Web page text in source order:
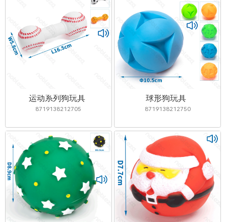
运动系列狗玩具
8719138212705
球形狗玩具
8719138212750